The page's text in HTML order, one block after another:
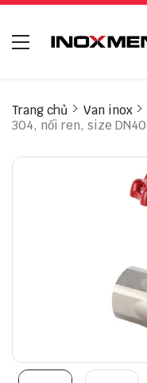
Trang chủ Van inox
304, nối ren, size DN40